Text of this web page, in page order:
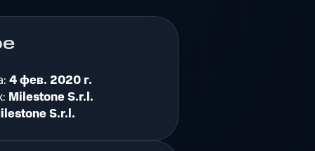
4 фев. 2020 г.
Milestone S.r.l.
S.r.l.